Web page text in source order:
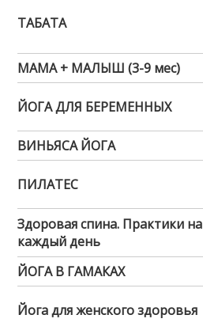
ТАБАТА
МАМА + МАЛЫШ (3-9 мес)
ЙОГА ДЛЯ БЕРЕМЕННЫХ
ВИНЬЯСА ЙОГА
ПИЛАТЕС
Здоровая спина. Практики на
каждый день
ЙОГА В ГАМАКАХ
Йога для женского здоровья